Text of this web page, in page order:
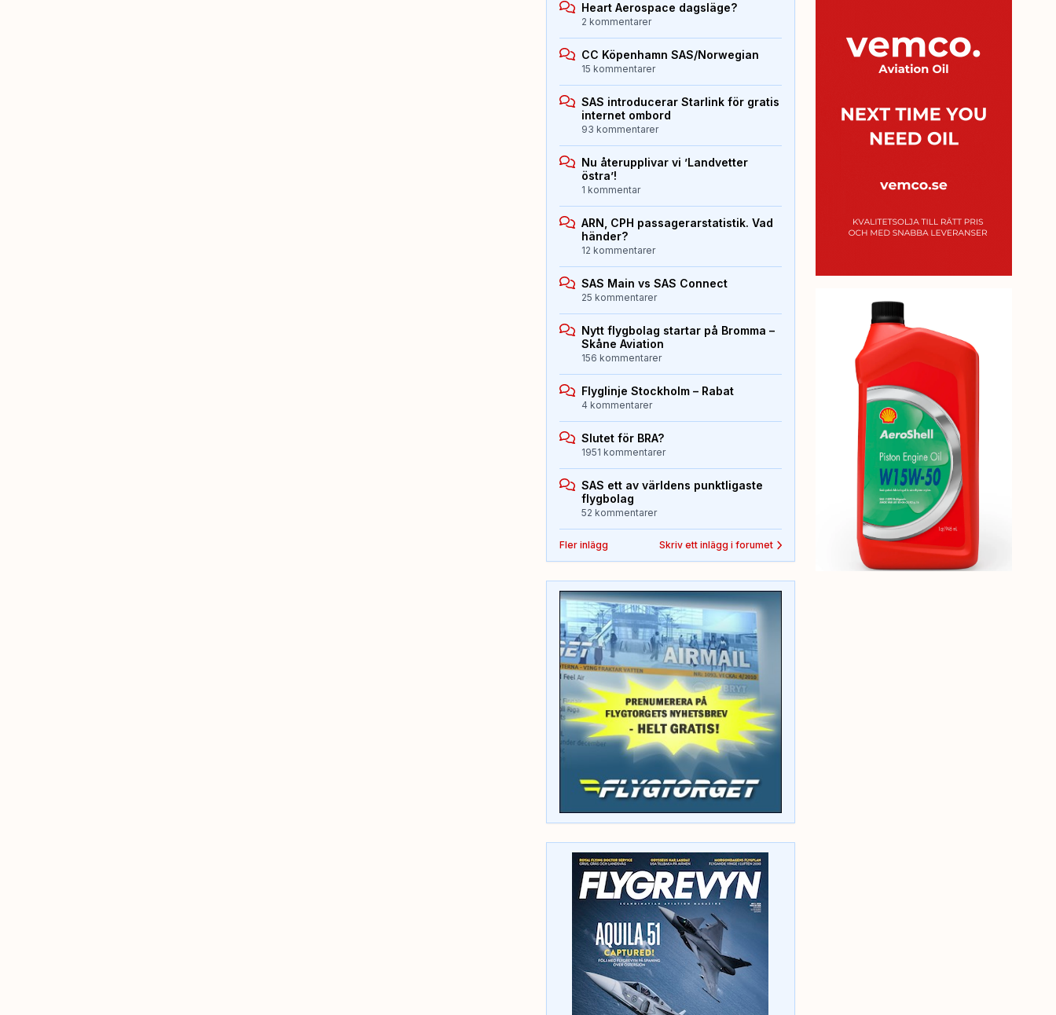
Heart Aerospace dagsläge?
2 kommentarer
CC Köpenhamn SAS/Norwegian
15 kommentarer
SAS introducerar Starlink för gratis
internet ombord
93 kommentarer
Nu återupplivar vi ’Landvetter
östra’!
1 kommentar
ARN, CPH passagerarstatistik. Vad
händer?
12 kommentarer
SAS Main vs SAS Connect
25 kommentarer
Nytt flygbolag startar på Bromma –
Skåne Aviation
156 kommentarer
Flyglinje Stockholm – Rabat
4 kommentarer
Slutet för BRA?
1951 kommentarer
SAS ett av världens punktligaste
flygbolag
52 kommentarer
Fler inlägg Skriv ett inlägg i forumet